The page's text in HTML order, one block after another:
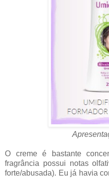
O creme é bastante
fragrância possui notas
forte/abusada). Eu já havia